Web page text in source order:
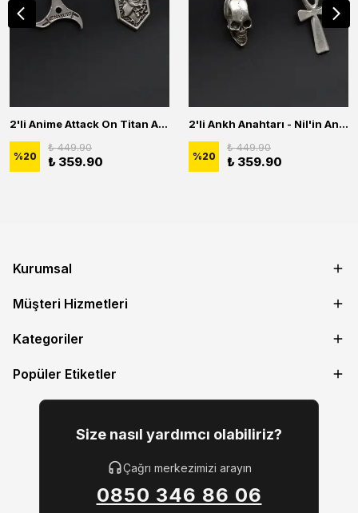
2'li Anime Attack On Titan Acrylic Maria Anime Naruto Erkek Kadın Kolye Seti
%20
₺ 449.90
₺ 359.90
2'li Ankh Anahtarı - Nil'in Anahtarı - Kuru Kafa Erkek Kadın Kolye Seti
%20
₺ 449.90
₺ 359.90
Kurumsal
Müşteri Hizmetleri
Kategoriler
Popüler Etiketler
Size nasıl yardımcı olabiliriz?
Çağrı merkezimizi arayın
0850 346 86 06